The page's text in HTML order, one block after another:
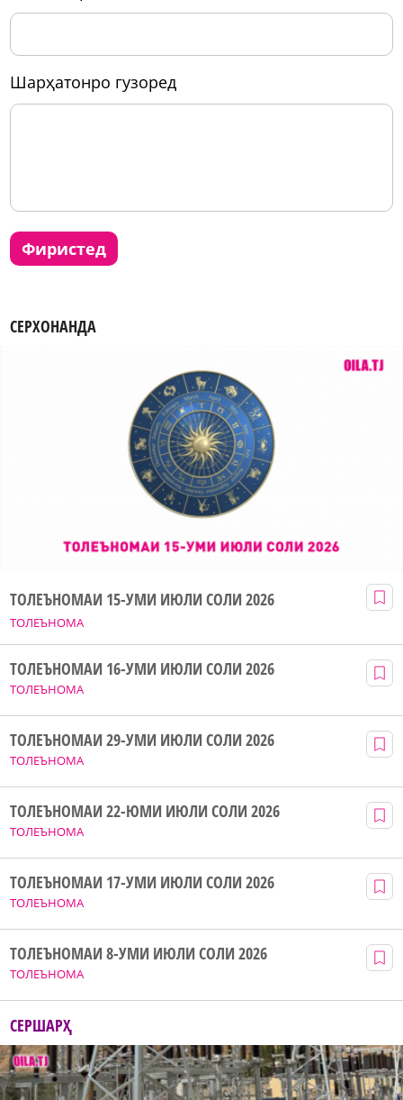
шарҳатонро гузоред
фиристед
СЕРХОНАНДА
ТОЛЕЪНОМА
ТОЛЕЪНОМАИ 15-УМИ ИЮЛИ СОЛИ 2026
ТОЛЕЪНОМА
ТОЛЕЪНОМАИ 16-УМИ ИЮЛИ СОЛИ 2026
ТОЛЕЪНОМА
ТОЛЕЪНОМАИ 29-УМИ ИЮЛИ СОЛИ 2026
ТОЛЕЪНОМА
ТОЛЕЪНОМАИ 22-ЮМИ ИЮЛИ СОЛИ 2026
ТОЛЕЪНОМА
ТОЛЕЪНОМАИ 17-УМИ ИЮЛИ СОЛИ 2026
ТОЛЕЪНОМА
ТОЛЕЪНОМАИ 8-УМИ ИЮЛИ СОЛИ 2026
СЕРШАРҲ